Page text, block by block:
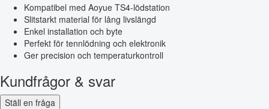
Kompatibel med Aoyue TS4-lödstation
Slitstarkt material för lång livslängd
Enkel installation och byte
Perfekt för tennlödning och elektronik
Ger precision och temperaturkontroll
Kundfrågor & svar
Ställ en fråga